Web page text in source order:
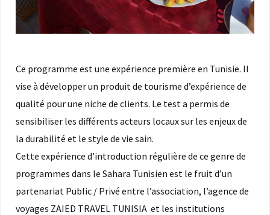
Ce programme est une expérience première en Tunisie. Il
vise à développer un produit de tourisme d’expérience de
qualité pour une niche de clients. Le test a permis de
sensibiliser les différents acteurs locaux sur les enjeux de
la durabilité et le style de vie sain.
Cette expérience d’introduction régulière de ce genre de
programmes dans le Sahara Tunisien est le fruit d’un
partenariat Public / Privé entre l’association, l’agence de
voyages ZAIED TRAVEL TUNISIA et les institutions